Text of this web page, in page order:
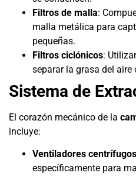
Filtros de malla:
malla metálica para
pequeñas.
Filtros ciclónicos:
separar la grasa del
Sistema de
El corazón mecánico de la
incluye:
Ventiladores centrífugos
específicamente para